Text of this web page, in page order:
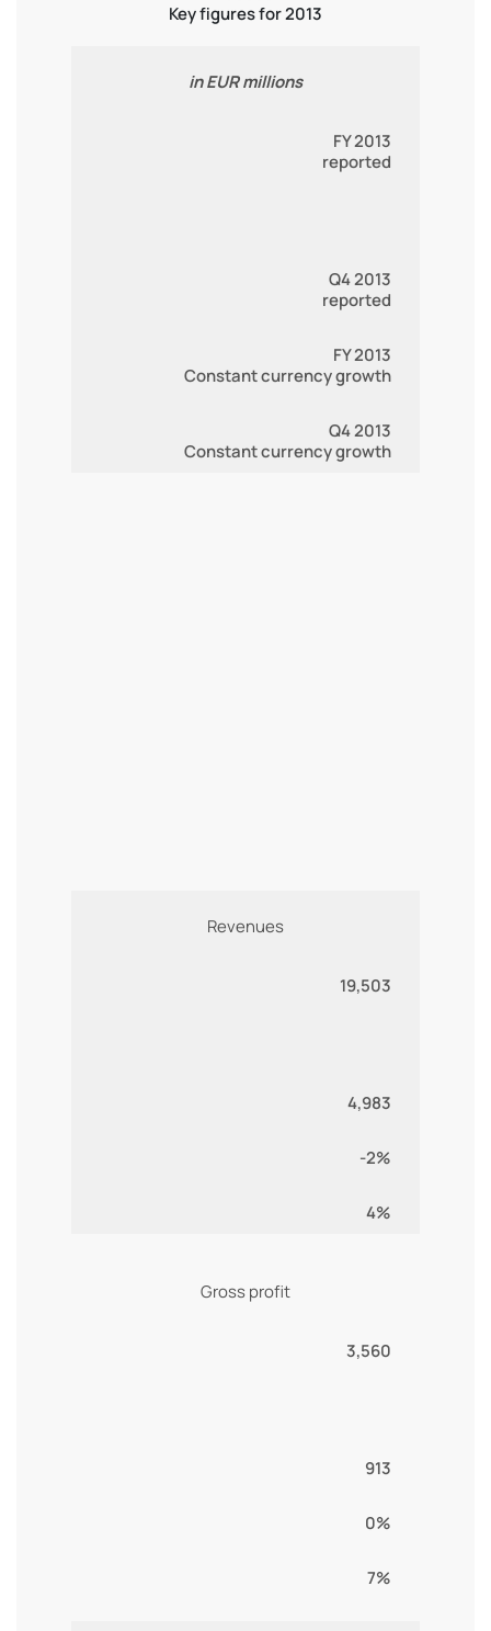
Key figures for 2013
in EUR millions
FY 2013
reported
Q4 2013
reported
FY 2013
Constant currency growth
Q4 2013
Constant currency growth
Revenues
19,503
4,983
-2%
4%
Gross profit
3,560
913
0%
7%